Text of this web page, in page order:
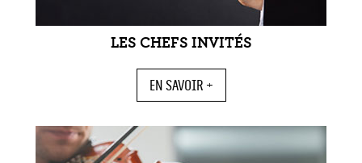
LES CHEFS INVITÉS
EN SAVOIR +